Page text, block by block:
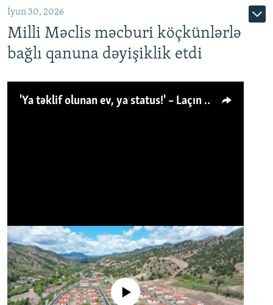
İyun 30, 2026
Milli Məclis məcburi köçkünlərlə
bağlı qanuna dəyişiklik etdi
'Ya təklif olunan ev, ya status!' – Laçın köçkünü: 'Laçından başqa heç hara!'
No media source currently available